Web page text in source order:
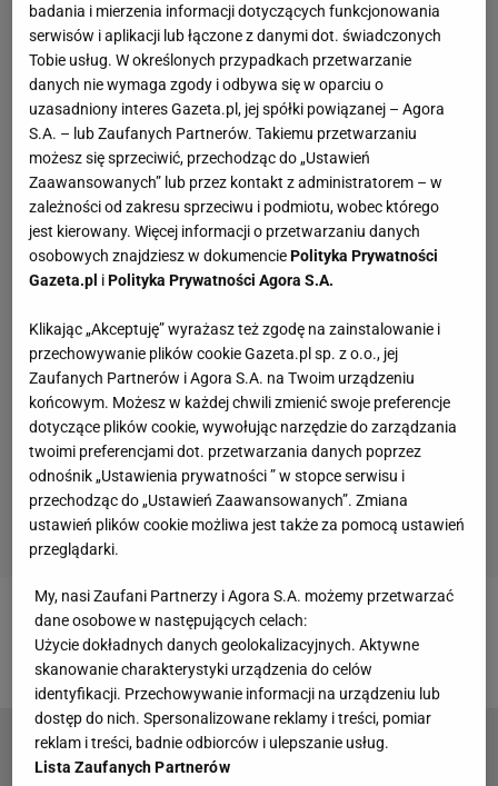
Zobacz wideo"Barcelona gra jak Stoke. Koeman jest
żywym trupem w Barcelonie"
To koniec. FC Barcelona definitywnie skreśliła
swojego piłkarza
badania i mierzenia informacji dotyczących funkcjonowania
serwisów i aplikacji lub łączone z danymi dot. świadczonych
Tobie usług. W określonych przypadkach przetwarzanie
danych nie wymaga zgody i odbywa się w oparciu o
uzasadniony interes Gazeta.pl, jej spółki powiązanej – Agora
S.A. – lub Zaufanych Partnerów. Takiemu przetwarzaniu
możesz się sprzeciwić, przechodząc do „Ustawień
Zaawansowanych” lub przez kontakt z administratorem – w
zależności od zakresu sprzeciwu i podmiotu, wobec którego
jest kierowany. Więcej informacji o przetwarzaniu danych
osobowych znajdziesz w dokumenciePolityka Prywatności
Gazeta.pl iPolityka Prywatności Agora S.A.
Klikając „Akceptuję” wyrażasz też zgodę na zainstalowanie i
przechowywanie plików cookie Gazeta.pl sp. z o.o., jej
Zaufanych Partnerów i Agora S.A. na Twoim urządzeniu
końcowym. Możesz w każdej chwili zmienić swoje preferencje
dotyczące plików cookie, wywołując narzędzie do zarządzania
twoimi preferencjami dot. przetwarzania danych poprzez
odnośnik „Ustawienia prywatności ” w stopce serwisu i
przechodząc do „Ustawień Zaawansowanych”. Zmiana
ustawień plików cookie możliwa jest także za pomocą ustawień
przeglądarki.
My, nasi Zaufani Partnerzy i Agora S.A. możemy przetwarzać
dane osobowe w następujących celach:
Użycie dokładnych danych geolokalizacyjnych. Aktywne
skanowanie charakterystyki urządzenia do celów
identyfikacji. Przechowywanie informacji na urządzeniu lub
dostęp do nich. Spersonalizowane reklamy i treści, pomiar
reklam i treści, badnie odbiorców i ulepszanie usług.
Lista Zaufanych Partnerów